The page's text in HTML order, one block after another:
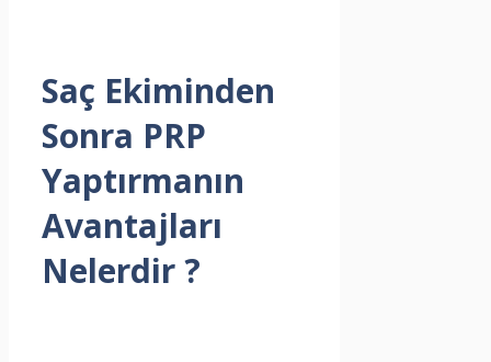
Saç Ekiminden
Sonra PRP
Yaptırmanın
Avantajları
Nelerdir ?